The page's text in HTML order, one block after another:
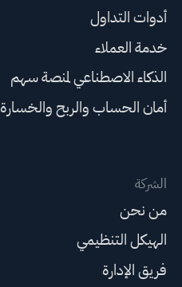
أدوات التداول
خدمة العملاء
الذكاء الاصطناعي لمنصة سهم
أمان الحساب والربح والخسارة
الشركة
من نحن
الهيكل التنظيمي
فريق الإدارة